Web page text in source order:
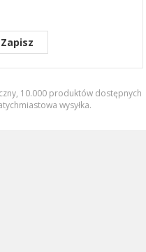
Zapisz
10.000 produktów dostępnych
wysyłka.